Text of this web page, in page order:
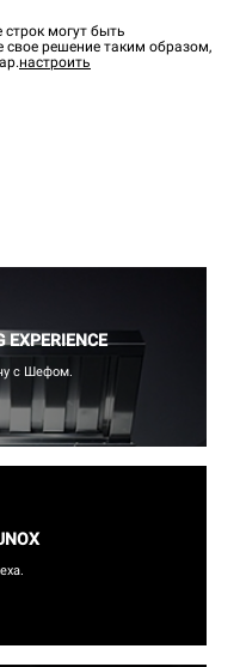
могут быть
свое решение таким образом,
настроить
EXPERIENCE
с Шефом.